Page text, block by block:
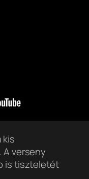
kis
verseny
is tiszteletét